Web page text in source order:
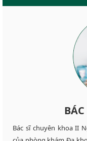
Bác sĩ chuyên khoa II